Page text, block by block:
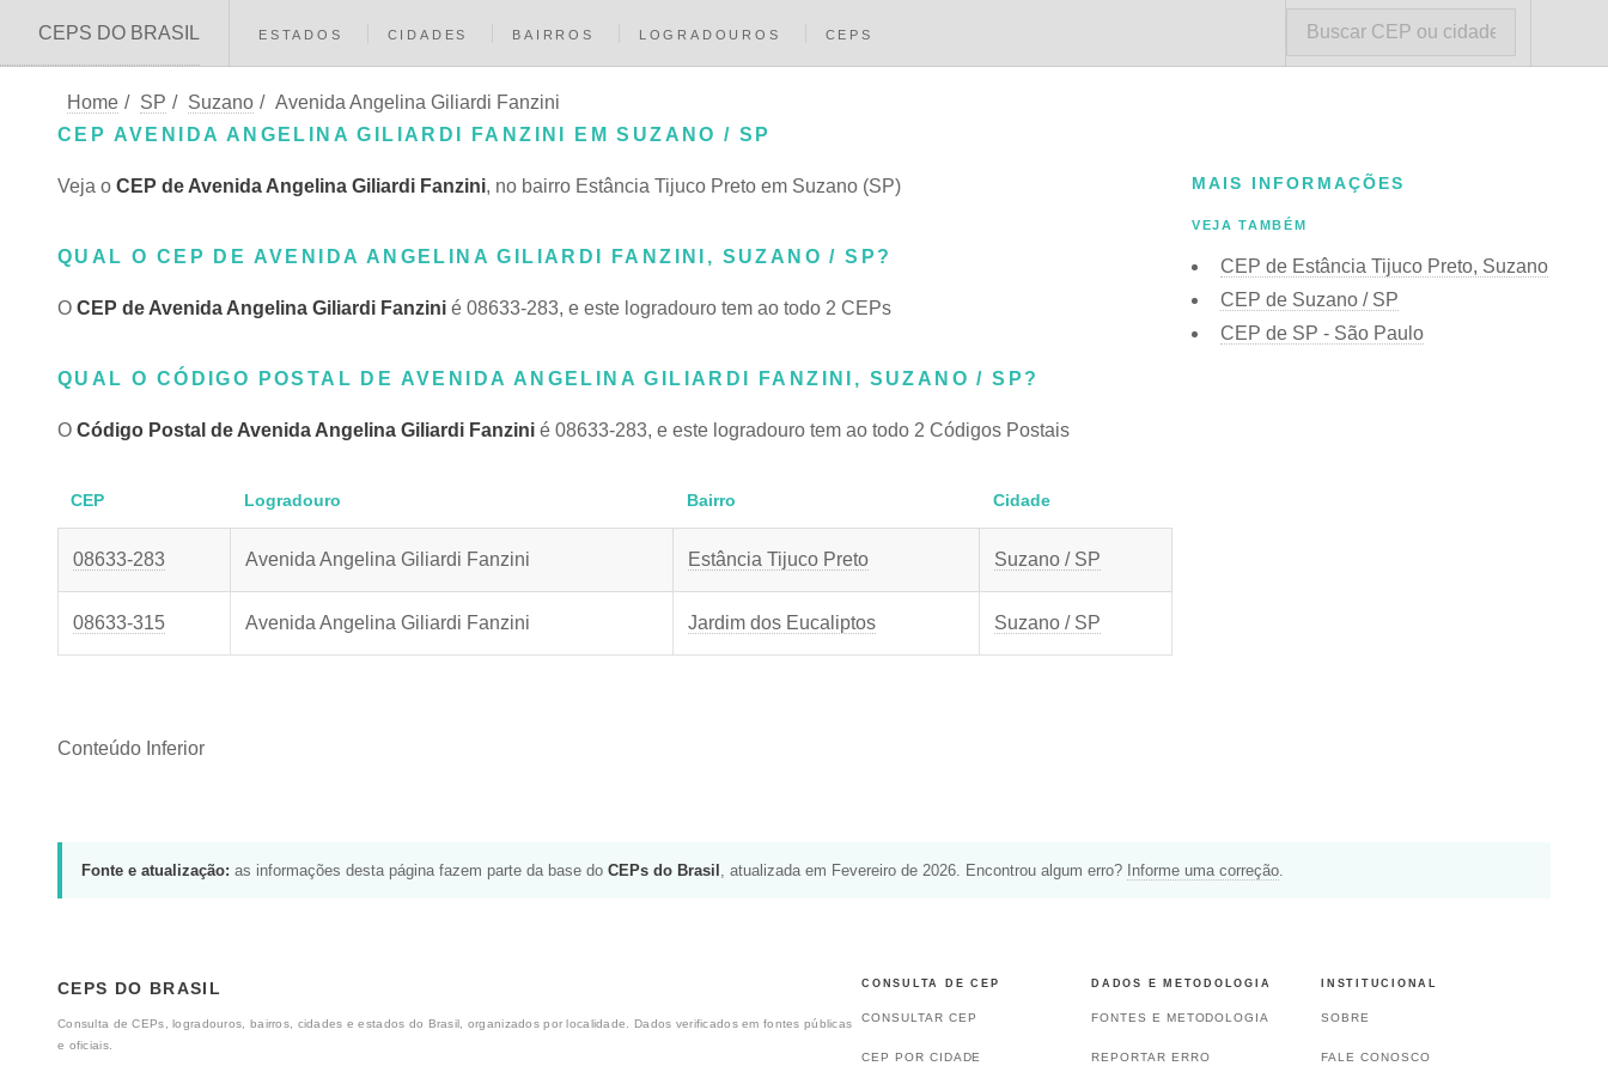
CEPS DO BRASIL ESTADOS CIDADES BAIRROS LOGRADOUROS CEPS
Home / SP / Suzano / Avenida Angelina Giliardi Fanzini
CEP AVENIDA ANGELINA GILIARDI FANZINI EM SUZANO / SP
Veja o CEP de Avenida Angelina Giliardi Fanzini, no bairro Estância Tijuco Preto em Suzano (SP)
QUAL O CEP DE AVENIDA ANGELINA GILIARDI FANZINI, SUZANO / SP?
O CEP de Avenida Angelina Giliardi Fanzini é 08633-283, e este logradouro tem ao todo 2 CEPs
QUAL O CÓDIGO POSTAL DE AVENIDA ANGELINA GILIARDI FANZINI, SUZANO / SP?
O Código Postal de Avenida Angelina Giliardi Fanzini é 08633-283, e este logradouro tem ao todo 2 Códigos Postais
CEP Logradouro Bairro Cidade
08633-283 Avenida Angelina Giliardi Fanzini Estância Tijuco Preto Suzano / SP
08633-315 Avenida Angelina Giliardi Fanzini Jardim dos Eucaliptos Suzano / SP
Conteúdo Inferior
MAIS INFORMAÇÕES
VEJA TAMBÉM
CEP de Estância Tijuco Preto, Suzano
CEP de Suzano / SP
CEP de SP - São Paulo
Fonte e atualização: as informações desta página fazem parte da base do CEPs do Brasil , atualizada em Fevereiro de 2026. Encontrou algum erro? Informe uma correção
CEPS DO BRASIL
Consulta de CEPs, logradouros, bairros, cidades e estados do Brasil, organizados por localidade. Dados verificados em fontes públicas
e oficiais.
CONSULTA DE CEP
CONSULTAR CEP
CEP POR CIDADE
DADOS E METODOLOGIA
FONTES E METODOLOGIA
REPORTAR ERRO
INSTITUCIONAL
SOBRE
FALE CONOSCO